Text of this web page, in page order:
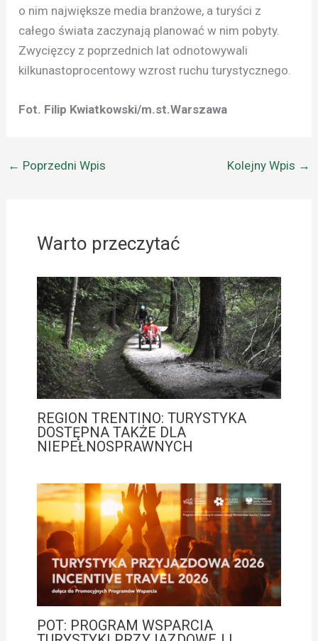
o nim największe media branżowe, a turyści z
całego świata zaczynają planować w nim pobyty.
Zwycięzcy z poprzednich lat odnotowywali
kilkunastoprocentowy wzrost ruchu turystycznego.
Fot. Filip Kwiatkowski/m.st.Warszawa
← Poprzedni Wpis Kolejny Wpis →
Warto przeczytać
REGION TRENTINO: TURYSTYKA
DOSTĘPNA TAKŻE DLA
NIEPEŁNOSPRAWNYCH
POT: PROGRAM WSPARCIA